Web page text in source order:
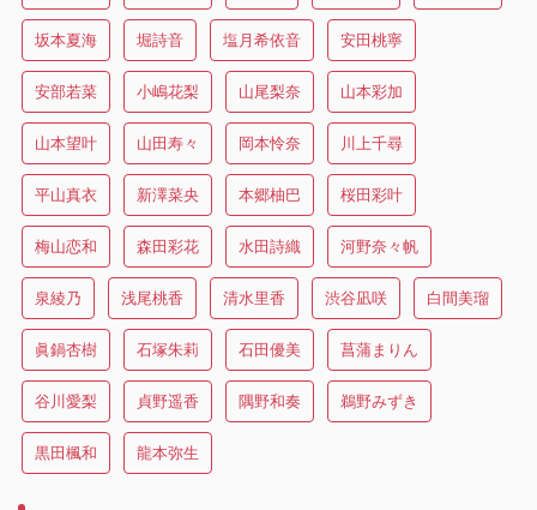
坂本夏海 堀詩音 塩月希依音 安田桃寧
安部若菜 小嶋花梨 山尾梨奈 山本彩加
山本望叶 山田寿々 岡本怜奈 川上千尋
平山真衣 新澤菜央 本郷柚巴 桜田彩叶
梅山恋和 森田彩花 水田詩織 河野奈々帆
泉綾乃 浅尾桃香 清水里香 渋谷凪咲 白間美瑠
眞鍋杏樹 石塚朱莉 石田優美 菖蒲まりん
谷川愛梨 貞野遥香 隅野和奏 鵜野みずき
黒田楓和 龍本弥生